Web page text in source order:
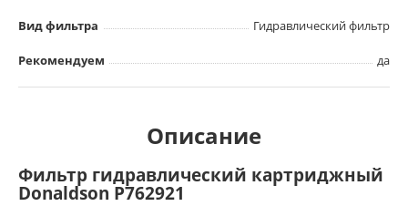
Вид фильтра Гидравлический фильтр
Рекомендуем да
Описание
Фильтр гидравлический картриджный
Donaldson P762921